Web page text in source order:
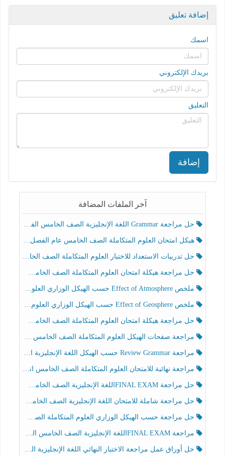
إضافة تعليق
اسمك
بريدك الإلكتروني
التعليق
إضافة
آخر الملفات المضافة
حل مراجعة Grammar اللغة الإنجليزية الصف الخامس الفصل الثالث
هيكل امتحان العلوم المتكاملة الصف الخامس عام الفصل الدراسي الثالث 2025-2026
حل تدريبات الاستعداد للاختبار العلوم المتكاملة الصف الخامس عام الفصل الثالث
حل مراجعة هيكلة امتحان العلوم المتكاملة الصف الخامس انسبير الفصل الثالث
ملخص Effect of Atmosphere حسب الهيكل الوزاري العلوم المتكاملة الصف الخامس انسبير الفصل الثالث
ملخص Effect of Geosphere حسب الهيكل الوزاري العلوم المتكاملة الصف الخامس انسبير الفصل الثالث
حل مراجعة هيكلة امتحان العلوم المتكاملة الصف الخامس عام الفصل الثالث
مراجعة صفحات الهيكل العلوم المتكاملة الصف الخامس انسبير الفصل الثالث
مراجعة Review Grammar حسب الهيكل اللغة الإنجليزية الصف الخامس الفصل الثالث
مراجعة نهائية للامتحان العلوم المتكاملة الصف الخامس انسبير الفصل الثالث
حل مراجعة FINAL EXAMاللغة الإنجليزية الصف الخامس الفصل الثالث
حل مراجعة شاملة للامتحان اللغة الإنجليزية الصف الخامس الفصل الثالث
حل مراجعة حسب الهيكل الوزاري العلوم المتكاملة الصف الخامس عام الفصل الثالث
مراجعة FINAL EXAMاللغة الإنجليزية الصف الخامس الفصل الثالث
حل أوراق عمل مراجعة الاختبار النهائي اللغة الإنجليزية الصف الرابع الفصل الثالث